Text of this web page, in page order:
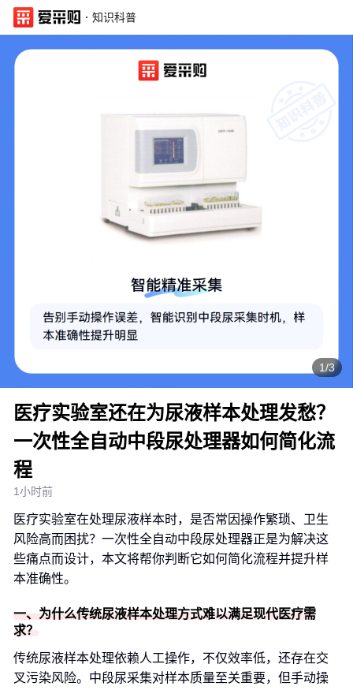
· 知识科普
1/3
医疗实验室还在为尿液样本处理发愁？
一次性全自动中段尿处理器如何简化流
程
1小时前
医疗实验室在处理尿液样本时，是否常因操作繁琐、卫生
风险高而困扰？一次性全自动中段尿处理器正是为解决这
些痛点而设计，本文将帮你判断它如何简化流程并提升样
本准确性。
一、为什么传统尿液样本处理方式难以满足现代医疗需
求？
传统尿液样本处理依赖人工操作，不仅效率低，还存在交
叉污染风险。中段尿采集对样本质量至关重要，但手动操